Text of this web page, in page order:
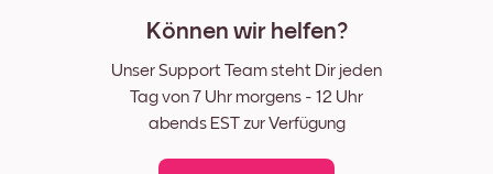
Können wir helfen?
Unser Support Team steht Dir jeden
Tag von 7 Uhr morgens - 12 Uhr
abends EST zur Verfügung